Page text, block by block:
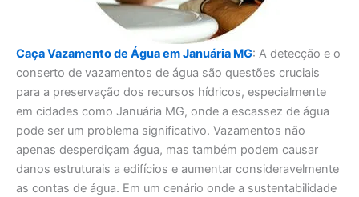
Caça Vazamento de Água em Januária MG: A detecção e o
conserto de vazamentos de água são questões cruciais
para a preservação dos recursos hídricos, especialmente
em cidades como Januária MG, onde a escassez de água
pode ser um problema significativo. Vazamentos não
apenas desperdiçam água, mas também podem causar
danos estruturais a edifícios e aumentar consideravelmente
as contas de água. Em um cenário onde a sustentabilidade